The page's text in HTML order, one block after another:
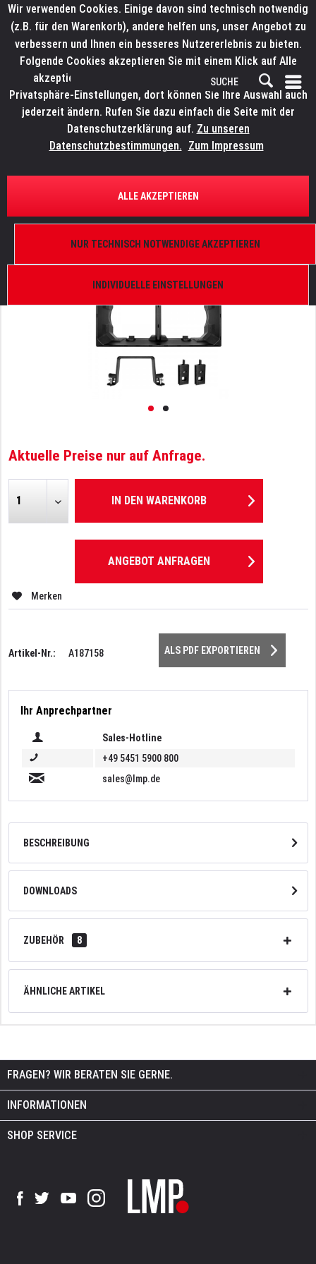
ÜBERSICHT BLINDER, STROBES UND EFFEKTE
ELATION SOL I Blinder
Aktuelle Preise nur auf Anfrage.
IN DEN WARENKORB
ANGEBOT ANFRAGEN
Merken
Artikel-Nr.: A187158 ALS PDF EXPORTIEREN
Ihr Anprechpartner
Sales-Hotline
+49 5451 5900 800
sales@lmp.de
BESCHREIBUNG
DOWNLOADS
ZUBEHÖR 8
ÄHNLICHE ARTIKEL
FRAGEN? WIR BERATEN SIE GERNE.
INFORMATIONEN
SHOP SERVICE
Wir verwenden Cookies. Einige davon sind technisch notwendig
(z.B. für den Warenkorb), andere helfen uns, unser Angebot zu
verbessern und Ihnen ein besseres Nutzererlebnis zu bieten.
Folgende Cookies akzeptieren Sie mit einem Klick auf Alle
akzeptieren. Weitere Informationen finden Sie in den
Privatsphäre-Einstellungen, dort können Sie Ihre Auswahl auch
jederzeit ändern. Rufen Sie dazu einfach die Seite mit der
Datenschutzerklärung auf. Zu unseren
Datenschutzbestimmungen. Zum Impressum
INDIVIDUELLE EINSTELLUNGEN
NUR TECHNISCH NOTWENDIGE AKZEPTIEREN
ALLE AKZEPTIEREN